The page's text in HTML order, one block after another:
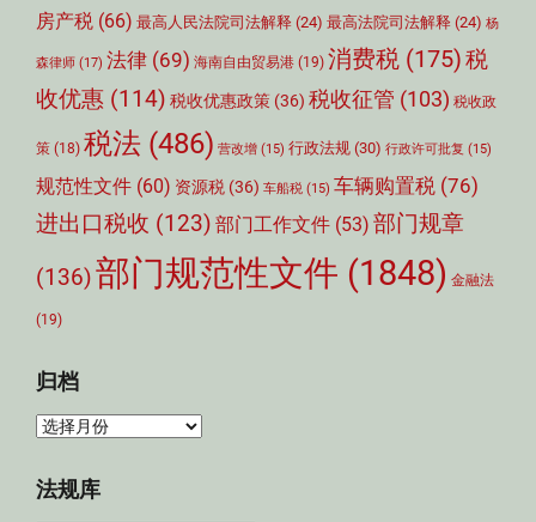
房产税 (66) 最高人民法院司法解释 (24) 最高法院司法解释 (24) 杨
森律师 (17) 法律 (69) 海南自由贸易港 (19) 消费税 (175)税
收优惠 (114) 税收优惠政策 (36) 税收征管 (103) 税收政
策 (18) 税法 (486) 营改增 (15) 行政法规 (30) 行政许可批复 (15)
规范性文件 (60) 资源税 (36) 车船税 (15) 车辆购置税 (76)
进出口税收 (123) 部门工作文件 (53) 部门规章
(136)部门规范性文件 (1848) 金融法
(19)
归档
归
法规库